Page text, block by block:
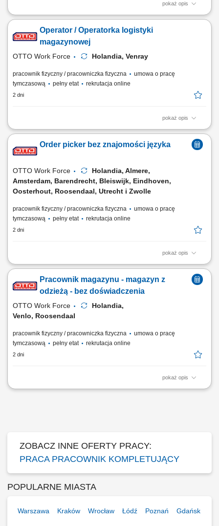
pokaż opis
Opis stanowiska kompletowanie zamówień zgodnie z listą produktów,
kontrolowanie jakości oraz zgodności towarów przed przekazaniem do
dalszej realizacji, transport produktów wewnątrz magazynu z
Operator / Operatorka logistyki
magazynowej
OTTO Work Force Holandia, Venray
pracownik fizyczny / pracowniczka fizyczna
umowa o pracę
tymczasową
pełny etat rekrutacja online
2 dni
pokaż opis
Opis stanowiska: zbieranie i kompletowanie zamówień za pomocą
skanera lub systemu głosowego; przygotowanie i zabezpieczanie palet
przed wysyłką; obsługa elektrycznego wózka paletowego (EPT)
transport i układanie towarów w magazynie; wykonywanie zadań
Order picker bez znajomości języka
OTTO Work Force
Holandia, Almere,
Amsterdam, Barendrecht, Bleiswijk, Eindhoven,
Oosterhout, Roosendaal, Utrecht i Zwolle
pracownik fizyczny / pracowniczka fizyczna
umowa o pracę
tymczasową
pełny etat rekrutacja online
2 dni
pokaż opis
Twoje codzienne zadania Kompletujesz i przygotowujesz zamówienia
supermarketowe. Będziesz: Kompletować produkty przy użyciu skanera
ręcznego lub systemu voice picking Sprawdzać, czy wybierasz właściwy
produkt, w odpowiedniej ilości i jakości Pakować zamówienia tak, aby
Pracownik magazynu - magazyn z
odzieżą - bez doświadczenia
OTTO Work Force
Holandia,
Venlo, Roosendaal
pracownik fizyczny / pracowniczka fizyczna
umowa o pracę
tymczasową
pełny etat rekrutacja online
2 dni
pokaż opis
Otrzymujesz pełną stawkę godzinową brutto w wysokości 16,36 €. Na tę
ZOBACZ INNE OFERTY PRACY:
PRACA PRACOWNIK KOMPLETUJĄCY
POPULARNE MIASTA
Warszawa Kraków Wrocław Łódź Poznań Gdańsk